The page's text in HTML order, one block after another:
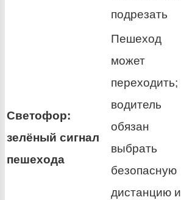
подрезать
Светофор:
зелёный сигнал
пешехода
Пешеход
может
переходить;
водитель
обязан
выбрать
безопасную
дистанцию и